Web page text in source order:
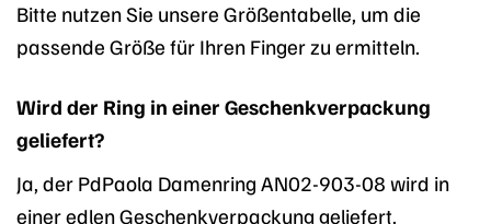
Bitte nutzen Sie unsere Größentabelle, um die
passende Größe für Ihren Finger zu ermitteln.
Wird der Ring in einer Geschenkverpackung
geliefert?
Ja, der PdPaola Damenring AN02-903-08 wird in
einer edlen Geschenkverpackung geliefert.